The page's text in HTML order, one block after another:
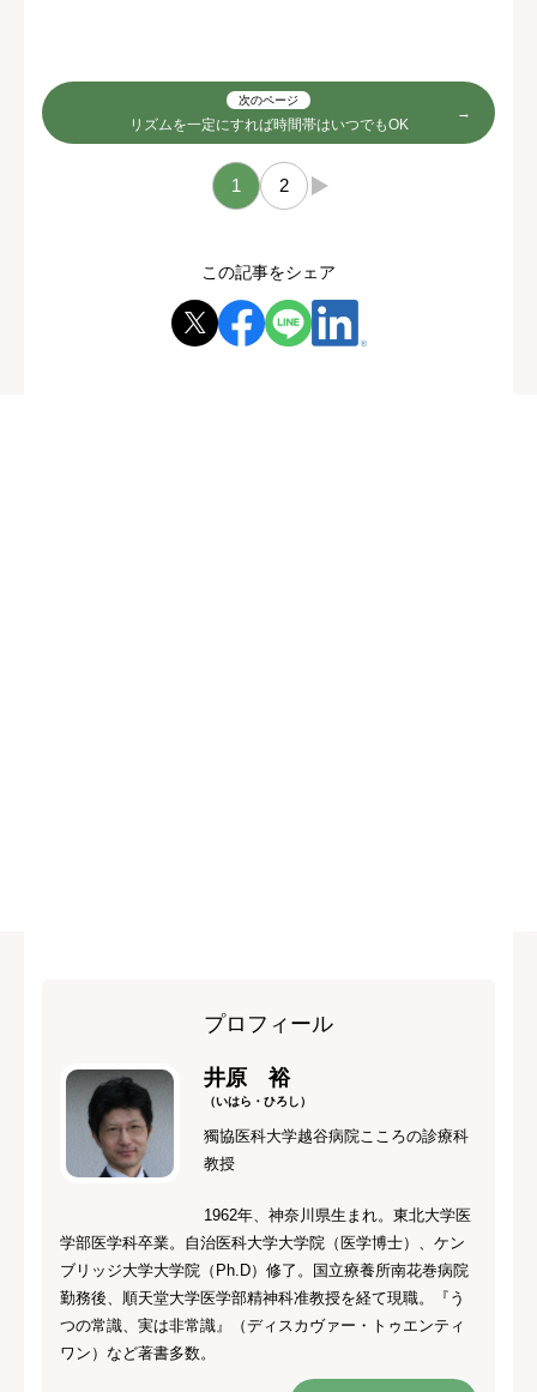
次のページ
リズムを一定にすれば時間帯はいつでもOK
1 2 →
この記事をシェア
プロフィール
井原 裕
（いはら・ひろし）
獨協医科大学越谷病院こころの診療科
教授
1962年、神奈川県生まれ。東北大学医
学部医学科卒業。自治医科大学大学院（医学博士）、ケン
ブリッジ大学大学院（Ph.D）修了。国立療養所南花巻病院
勤務後、順天堂大学医学部精神科准教授を経て現職。『う
つの常識、実は非常識』（ディスカヴァー・トゥエンティ
ワン）など著書多数。